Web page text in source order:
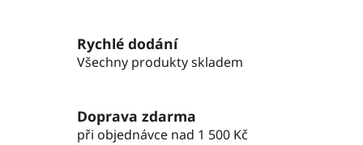
Rychlé dodání
Všechny produkty skladem
Doprava zdarma
při objednávce nad 1 500 Kč